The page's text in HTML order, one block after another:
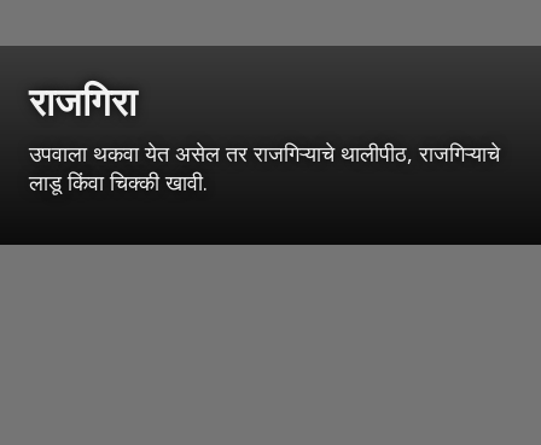
राजगिरा
उपवाला थकवा येत असेल तर राजगिऱ्याचे थालीपीठ, राजगिऱ्याचे
लाडू किंवा चिक्की खावी.